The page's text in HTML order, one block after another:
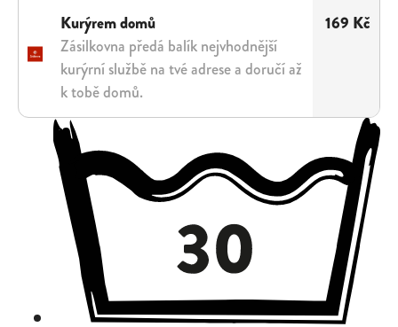
Kurýrem domů
Zásilkovna předá balík nejvhodnější
kurýrní službě na tvé adrese a doručí až
k tobě domů.
169 Kč